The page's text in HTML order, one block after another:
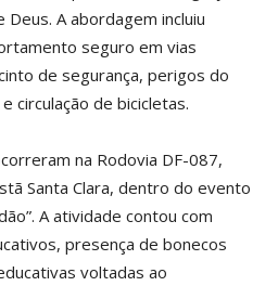
Deus. A abordagem incluiu
seguro em vias
de segurança, perigos do
circulação de bicicletas.
na Rodovia DF-087,
Santa Clara, dentro do evento
A atividade contou com
presença de bonecos
voltadas ao